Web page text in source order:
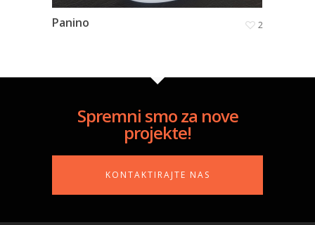
Panino 2
Spremni smo za nove
projekte!
KONTAKTIRAJTE NAS